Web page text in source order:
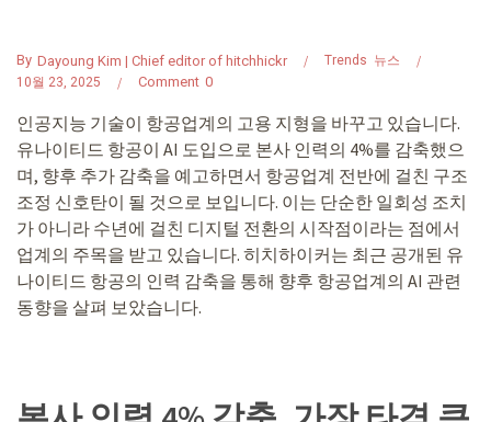
By Dayoung Kim | Chief editor of hitchhickr Trends 뉴스
10월 23, 2025
0
Comment
인공지능 기술이 항공업계의 고용 지형을 바꾸고 있습니다.
유나이티드 항공이 AI 도입으로 본사 인력의 4%를 감축했으
며, 향후 추가 감축을 예고하면서 항공업계 전반에 걸친 구조
조정 신호탄이 될 것으로 보입니다. 이는 단순한 일회성 조치
가 아니라 수년에 걸친 디지털 전환의 시작점이라는 점에서
업계의 주목을 받고 있습니다. 히치하이커는 최근 공개된 유
나이티드 항공의 인력 감축을 통해 향후 항공업계의 AI 관련
동향을 살펴 보았습니다.